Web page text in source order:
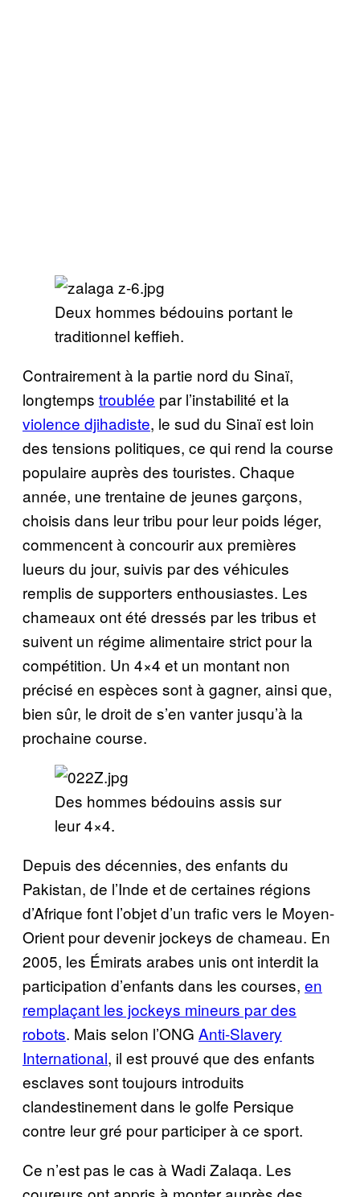
Deux hommes bédouins portant le
traditionnel keffieh.
Contrairement à la partie nord du Sinaï,
longtemps troublée par l’instabilité et la
violence djihadiste, le sud du Sinaï est loin
des tensions politiques, ce qui rend la course
populaire auprès des touristes. Chaque
année, une trentaine de jeunes garçons,
choisis dans leur tribu pour leur poids léger,
commencent à concourir aux premières
lueurs du jour, suivis par des véhicules
remplis de supporters enthousiastes. Les
chameaux ont été dressés par les tribus et
suivent un régime alimentaire strict pour la
compétition. Un 4×4 et un montant non
précisé en espèces sont à gagner, ainsi que,
bien sûr, le droit de s’en vanter jusqu’à la
prochaine course.
Des hommes bédouins assis sur
leur 4×4.
Depuis des décennies, des enfants du
Pakistan, de l’Inde et de certaines régions
d’Afrique font l’objet d’un trafic vers le Moyen-
Orient pour devenir jockeys de chameau. En
2005, les Émirats arabes unis ont interdit la
participation d’enfants dans les courses, en
remplaçant les jockeys mineurs par des
robots. Mais selon l’ONG Anti-Slavery
International, il est prouvé que des enfants
esclaves sont toujours introduits
clandestinement dans le golfe Persique
contre leur gré pour participer à ce sport.
Ce n’est pas le cas à Wadi Zalaqa. Les